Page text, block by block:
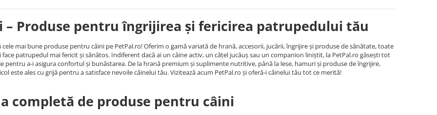
– Produse pentru îngrijirea și fericirea patrupedului tău
cele mai bune produse pentru câini pe PetPal.ro! Oferim o gamă variată de hrană, accesorii, jucării, îngrijire și produse de sănătate, toate
patrupedul mai fericit și sănătos. Indiferent dacă ai un câine activ, un cățel jucăuș sau un companion liniștit, la PetPal.ro găsești tot
pentru a-i asigura confortul și bunăstarea. De la hrană premium și suplimente nutritive, până la lese, hamuri și produse de îngrijire,
este ales cu grijă pentru a satisface nevoile câinelui tău. Vizitează acum PetPal.ro și oferă-i câinelui tău tot ce merită!
completă de produse pentru câini